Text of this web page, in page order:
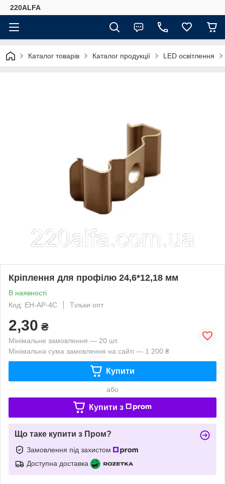
220ALFA
Каталог товарів Каталог продукції LED освітлення
Кріплення для профілю 24,6*12,18 мм
В наявності
Код: EH-AP-4C
Тільки опт
2,30 ₴
Мінімальне замовлення — 20 шт.
Мінімальна сума замовлення на сайті — 1 200 ₴
Купити
або
Купити з
Що таке купити з Пром?
Замовлення під захистом
Доступна доставка